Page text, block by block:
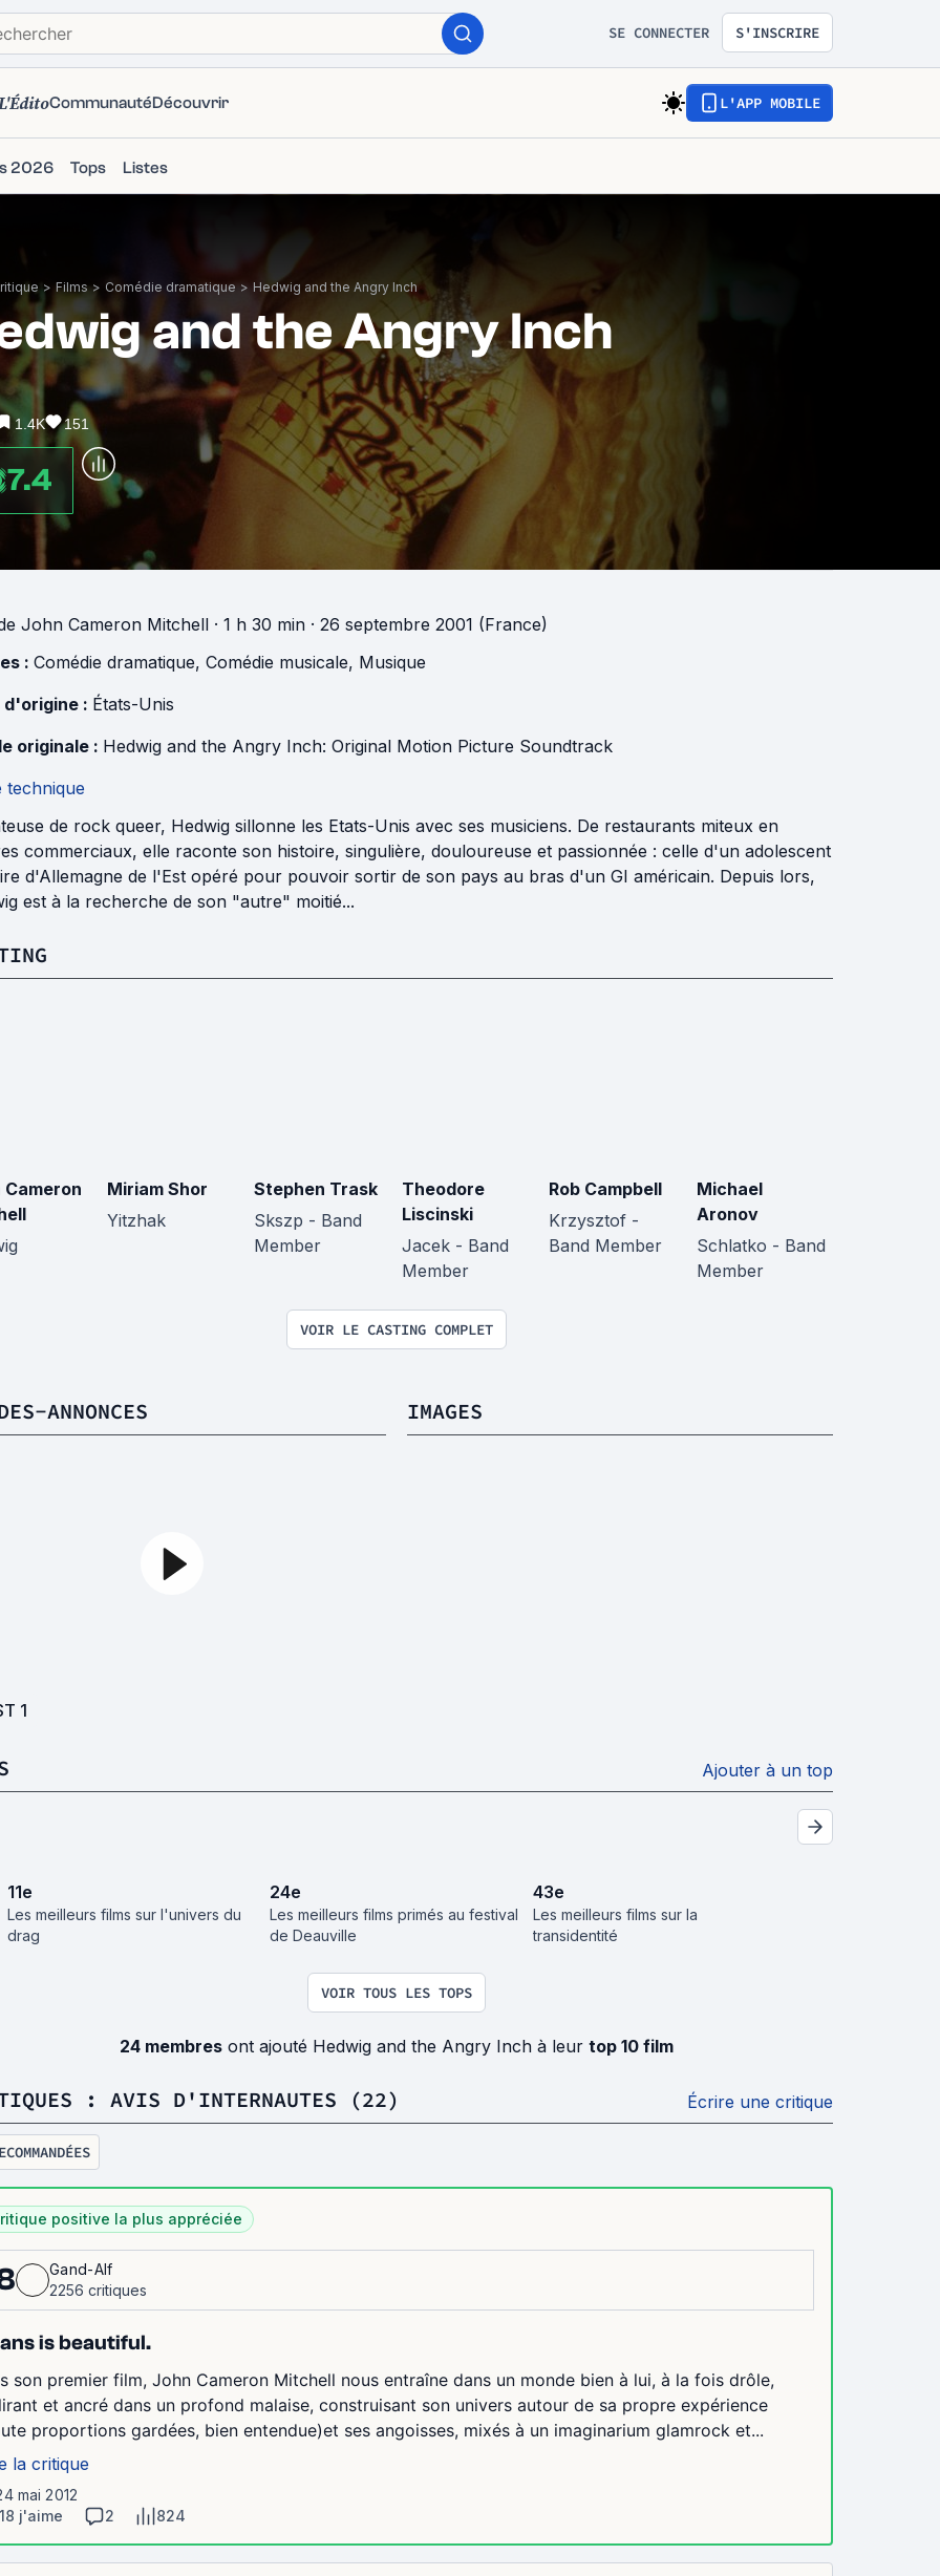
SE CONNECTER S'INSCRIRE
CommunautéDécouvrir L'APP MOBILE
2026 Tops Listes
> Films > Comédie dramatique > Hedwig and the Angry Inch
and the Angry Inch
1.4K 151
7.4
John Cameron Mitchell · 1 h 30 min · 26 septembre 2001 (France)
: Comédie dramatique, Comédie musicale, Musique
d'origine : États-Unis
originale : Hedwig and the Angry Inch: Original Motion Picture Soundtrack
technique
de rock queer, Hedwig sillonne les Etats-Unis avec ses musiciens. De restaurants miteux en
commerciaux, elle raconte son histoire, singulière, douloureuse et passionnée : celle d'un adolescent
d'Allemagne de l'Est opéré pour pouvoir sortir de son pays au bras d'un GI américain. Depuis lors,
est à la recherche de son "autre" moitié...
Cameron
Miriam Shor
Yitzhak
Stephen Trask
Skszp - Band
Member
Theodore
Liscinski
Jacek - Band
Member
Rob Campbell
Krzysztof -
Band Member
Michael
Aronov
Schlatko - Band
Member
VOIR LE CASTING COMPLET
ANNONCES
1
IMAGES
Ajouter à un top
11e
Les meilleurs films sur l'univers du
drag
24e
Les meilleurs films primés au festival
de Deauville
43e
Les meilleurs films sur la
transidentité
VOIR TOUS LES TOPS
24 membresont ajouté Hedwig and the Angry Inch à leur top 10 film
: AVIS D'INTERNAUTES (22) Écrire une critique
positive la plus appréciée
Gand-Alf
2256 critiques
is beautiful.
son premier film, John Cameron Mitchell nous entraîne dans un monde bien à lui, à la fois drôle,
et ancré dans un profond malaise, construisant son univers autour de sa propre expérience
proportions gardées, bien entendue)et ses angoisses, mixés à un imaginarium glamrock et...
la critique
mai 2012
18 j'aime
2 824